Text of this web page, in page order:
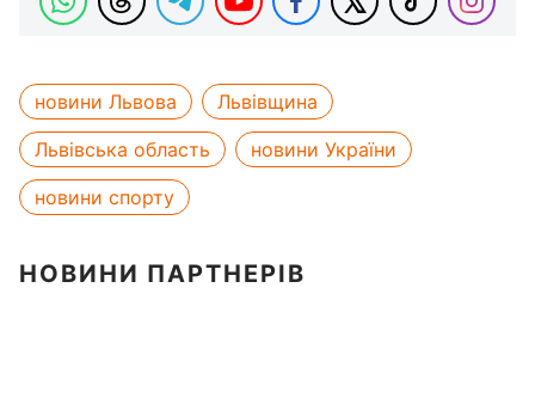
новини Львова
Львівщина
Львівська область
новини України
новини спорту
НОВИНИ ПАРТНЕРІВ